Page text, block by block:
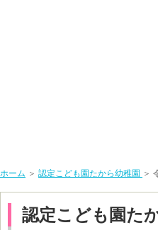
ホーム ＞ 認定こども園たから幼稚園 ＞
認定こども園た